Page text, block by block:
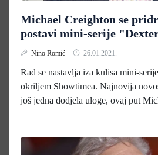
Michael Creighton se
postavi mini-serije
Nino Romić 26.01.2021.
Rad se nastavlja iza kulisa mini-
okriljem Showtimea. Najnovija
još jedna dodjela uloge, ovaj put